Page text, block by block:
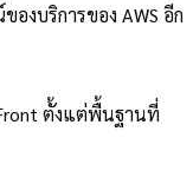
งบริการของ AWS อีก
ตั้งแต่พื้นฐานที่